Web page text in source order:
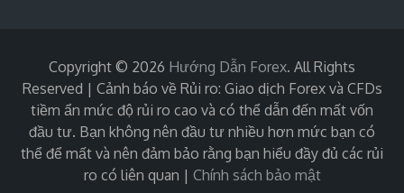
Copyright © 2026 Hướng Dẫn Forex. All Rights
Reserved | Cảnh báo về Rủi ro: Giao dịch Forex và CFDs
tiềm ẩn mức độ rủi ro cao và có thể dẫn đến mất vốn
đầu tư. Bạn không nên đầu tư nhiều hơn mức bạn có
thể để mất và nên đảm bảo rằng bạn hiểu đầy đủ các rủi
ro có liên quan | Chính sách bảo mật